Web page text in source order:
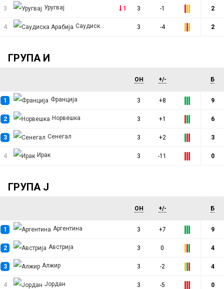
3 Уругвај 1 3 -1 2
4 Саудиска Арабија 3 -4 2
ГРУПА И
ОН +/- Б
1 Франција 3 +8 9
2 Норвешка 3 +1 6
3 Сенегал 3 +2 3
4 Ирак 3 -11 0
ГРУПА Ј
ОН +/- Б
1 Аргентина 3 +7 9
2 Австрија 3 0 4
3 Алжир 3 -2 4
4 Јордан 3 -5 0